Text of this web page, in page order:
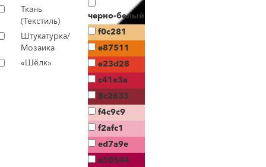
Ткань
(Текстиль)
Штукатурка/
Мозаика
«Шёлк»
черно-белый
f0c281
e87511
e23d28
c41e3a
8c2633
f4c9c9
f2afc1
ed7a9e
a50544